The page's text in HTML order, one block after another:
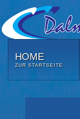
HOME
ZUR STARTSEITE